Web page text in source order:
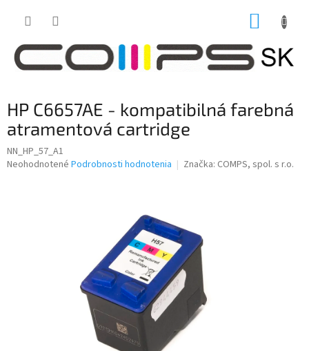
HP C6657AE - kompatibilná farebná
atramentová cartridge
NN_HP_57_A1
Priemerné
Neohodnotené Podrobnosti hodnotenia Značka: COMPS, spol. s r.o.